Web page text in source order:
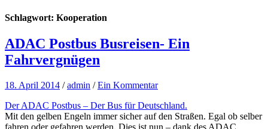
Schlagwort: Kooperation
ADAC Postbus Busreisen- Ein
Fahrvergnügen
18. April 2014 /admin /Ein Kommentar
Der ADAC Postbus – Der Bus für Deutschland.
Mit den gelben Engeln immer sicher auf den Straßen. Egal ob selber
fahren oder gefahren werden. Dies ist nun – dank des ADAC